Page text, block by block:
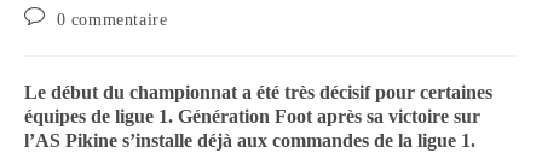
0 commentaire
Le début du championnat a été très décisif pour certaines
équipes de ligue 1. Génération Foot après sa victoire sur
l’AS Pikine s’installe déjà aux commandes de la ligue 1.